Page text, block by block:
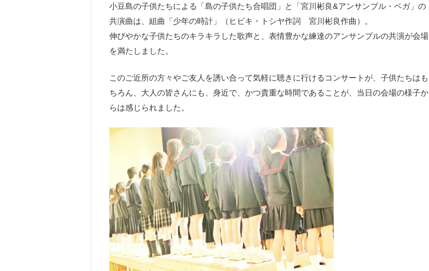
小豆島の子供たちによる「島の子供たち合唱団」と「宮川彬良&アンサンブル・ベガ」の
共演曲は、組曲「少年の時計」（ヒビキ・トシヤ作詞 宮川彬良作曲）。
伸びやかな子供たちのキラキラした歌声と、表情豊かな練達のアンサンブルの共演が会場
を満たしました。
このご近所の方々やご友人を誘い合って気軽に聴きに行けるコンサートが、子供たちはも
ちろん、大人の皆さんにも、身近で、かつ貴重な時間であることが、当日の会場の様子か
らは感じられました。